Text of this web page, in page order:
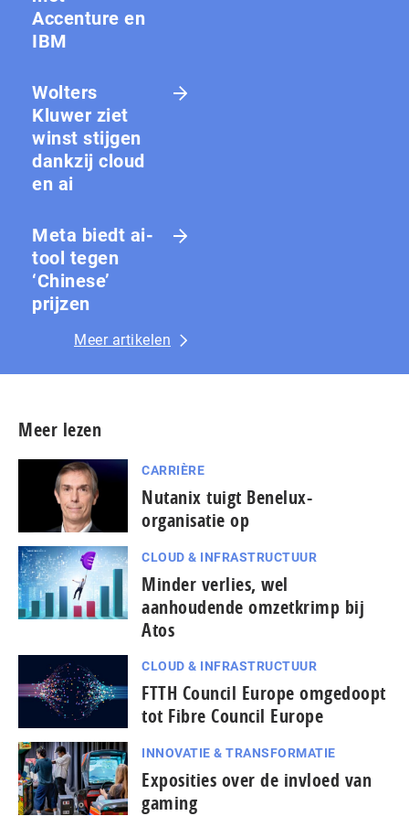
Accenture en
IBM
Wolters
Kluwer ziet
winst stijgen
dankzij cloud
en ai
Meta biedt ai-
tool tegen
‘Chinese’
prijzen
Meer artikelen
Meer lezen
CARRIÈRE
Nutanix tuigt Benelux-
organisatie op
CLOUD & INFRASTRUCTUUR
Minder verlies, wel
aanhoudende omzetkrimp bij
Atos
CLOUD & INFRASTRUCTUUR
FTTH Council Europe omgedoopt
tot Fibre Council Europe
INNOVATIE & TRANSFORMATIE
Exposities over de invloed van
gaming